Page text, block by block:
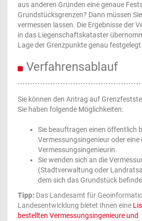
aus anderen Gründen eine genaue
Grundstücksgrenzen? Dann müssen
vermessen lassen. Die Ergebnisse der
in das Liegenschaftskataster
Lage der Grenzpunkte genau festgelegt.
Verfahrensablauf
Sie können den Antrag auf
Sie haben folgende Möglichkeiten:
Sie beauftragen einen öffentlich
Vermessungsingenieur oder
Vermessungsingenieurin.
Sie wenden sich an die
(Stadtverwaltung oder
dem sich das Grundstück
Tipp: Das Landesamt für
Landesentwicklung bietet Ihnen eine
bestellten Vermessungsingenieure und